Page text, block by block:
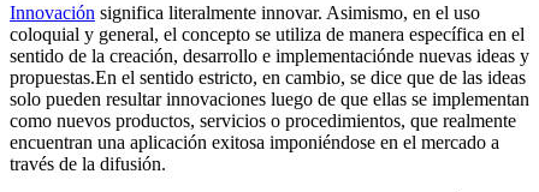
Innovación significa literalmente innovar. Asimismo, en el uso
coloquial y general, el concepto se utiliza de manera específica en el
sentido de la creación, desarrollo e implementaciónde nuevas ideas y
propuestas.En el sentido estricto, en cambio, se dice que de las ideas
solo pueden resultar innovaciones luego de que ellas se implementan
como nuevos productos, servicios o procedimientos, que realmente
encuentran una aplicación exitosa imponiéndose en el mercado a
través de la difusión.